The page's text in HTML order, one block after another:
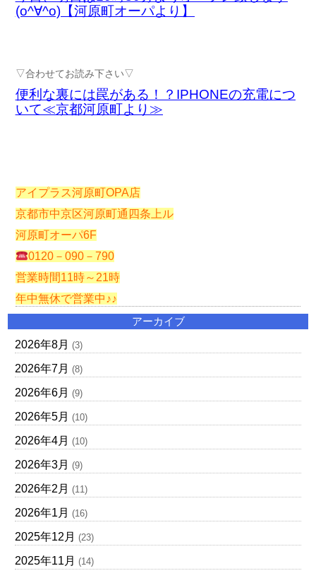
(o^∀^o)【河原町オーパより】
▽合わせてお読み下さい▽
便利な裏には罠がある！？IPHONEの充電につ
いて≪京都河原町より≫
アイプラス河原町OPA店
京都市中京区河原町通四条上ル
河原町オーパ6F
0120－090－790
営業時間11時～21時
年中無休で営業中♪♪
アーカイブ
2026年8月 (3)
2026年7月 (8)
2026年6月 (9)
2026年5月 (10)
2026年4月 (10)
2026年3月 (9)
2026年2月 (11)
2026年1月 (16)
2025年12月 (23)
2025年11月 (14)